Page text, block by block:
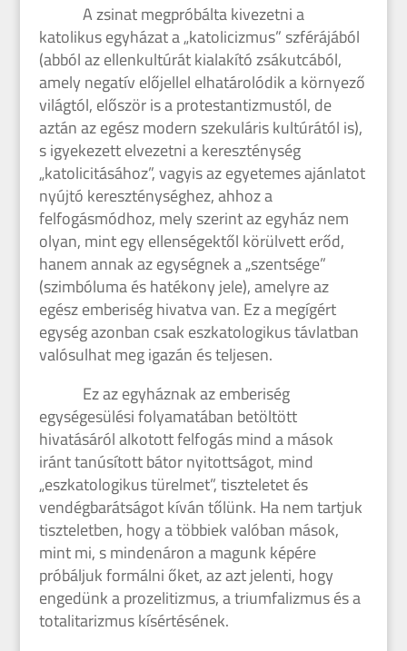
A zsinat megpróbálta kivezetni a
katolikus egyházat a „katolicizmus” szférájából
(abból az ellenkultúrát kialakító zsákutcából,
amely negatív előjellel elhatárolódik a környező
világtól, először is a protestantizmustól, de
aztán az egész modern szekuláris kultúrától is),
s igyekezett elvezetni a kereszténység
„katolicitásához”, vagyis az egyetemes ajánlatot
nyújtó kereszténységhez, ahhoz a
felfogásmódhoz, mely szerint az egyház nem
olyan, mint egy ellenségektől körülvett erőd,
hanem annak az egységnek a „szentsége”
(szimbóluma és hatékony jele), amelyre az
egész emberiség hivatva van. Ez a megígért
egység azonban csak eszkatologikus távlatban
valósulhat meg igazán és teljesen.
Ez az egyháznak az emberiség
egységesülési folyamatában betöltött
hivatásáról alkotott felfogás mind a mások
iránt tanúsított bátor nyitottságot, mind
„eszkatologikus türelmet”, tiszteletet és
vendégbarátságot kíván tőlünk. Ha nem tartjuk
tiszteletben, hogy a többiek valóban mások,
mint mi, s mindenáron a magunk képére
próbáljuk formálni őket, az azt jelenti, hogy
engedünk a prozelitizmus, a triumfalizmus és a
totalitarizmus kísértésének.